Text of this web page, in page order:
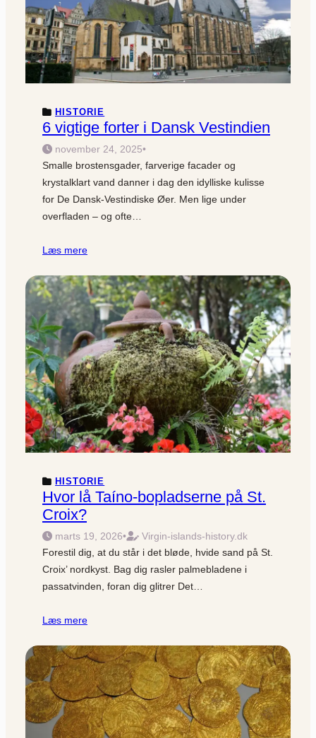
HISTORIE
6 vigtige forter i Dansk Vestindien
november 24, 2025•
Smalle brostensgader, farverige facader og
krystalklart vand danner i dag den idylliske kulisse
for De Dansk-Vestindiske Øer. Men lige under
overfladen – og ofte…
Læs mere
HISTORIE
Hvor lå Taíno-bopladserne på St.
Croix?
marts 19, 2026•
Virgin-islands-history.dk
Forestil dig, at du står i det bløde, hvide sand på St.
Croix’ nordkyst. Bag dig rasler palmebladene i
passatvinden, foran dig glitrer Det…
Læs mere